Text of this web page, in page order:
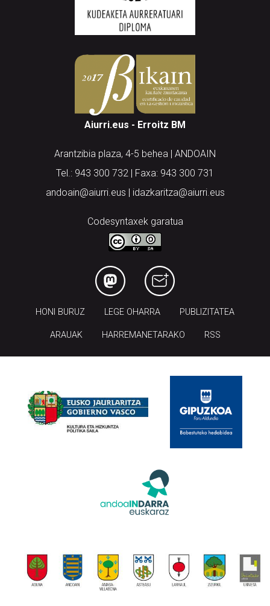
Aiurri.eus - Erroitz BM
Arantzibia plaza, 4-5 behea | ANDOAIN
Tel.: 943 300 732 | Faxa: 943 300 731
andoain@aiurri.eus | idazkaritza@aiurri.eus
Codesyntaxek garatua
HONI BURUZ LEGE OHARRA PUBLIZITATEA
ARAUAK HARREMANETARAKO RSS